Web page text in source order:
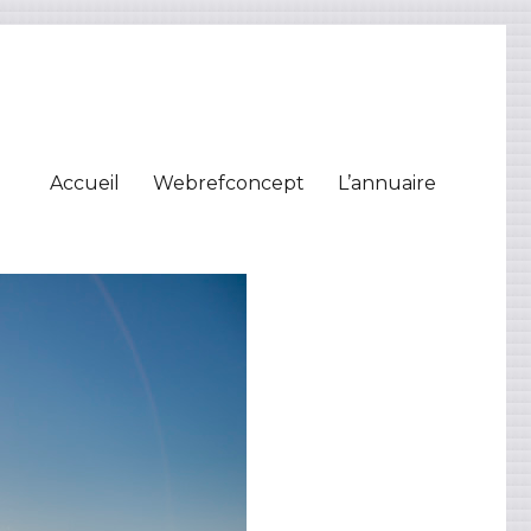
Accueil Webrefconcept L’annuaire